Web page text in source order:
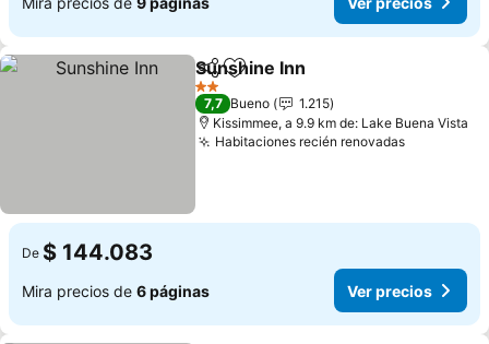
CompartirAgregar a favoritos
Sunshine Inn
2 Estrellas
7,7 Bueno
1.215
Kissimmee, a 9.9 km de: Lake Buena Vista
Habitaciones recién renovadasVer
De $ 144.083
Mira precios de 6 páginas Ver precios